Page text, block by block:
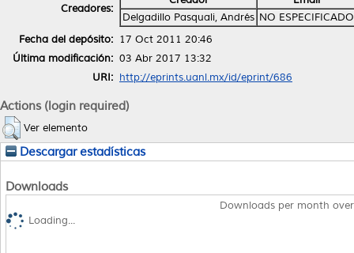
Creadores:
Delgadillo Pasquali, Andrés NO ESPECIFICADO
Fecha del depósito: 17 Oct 2011 20:46
Última modificación: 03 Abr 2017 13:32
URI: http://eprints.uanl.mx/id/eprint/686
Actions (login required)
Ver elemento
Descargar estadísticas
Downloads
Downloads per month
Loading...